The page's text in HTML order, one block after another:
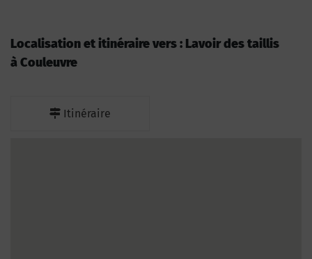
Localisation et itinéraire vers : Lavoir des taillis
à Couleuvre
Itinéraire